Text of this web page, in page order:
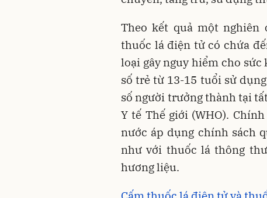
Theo kết quả một nghiên
thuốc lá điện tử có chứa
loại gây nguy hiểm cho sức
số trẻ từ 13-15 tuổi sử
số người trưởng thành tại
Y tế Thế giới (WHO).
nước áp dụng chính sách
như với thuốc lá thông
hương liệu.